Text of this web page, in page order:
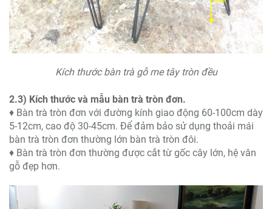
Kích thước bàn trà gỗ me tây tròn đều
2.3) Kích thước và mẫu bàn trà tròn đơn.
♦ Bàn trà tròn đơn với đường kính giao động 60-100cm dày
5-12cm, cao độ 30-45cm. Để đảm bảo sử dụng thoải mái
bàn trà tròn đơn thường lớn bàn trà tròn đôi.
♦ Bàn trà tròn đơn thường được cắt từ gốc cây lớn, hệ vân
gỗ đẹp hơn.